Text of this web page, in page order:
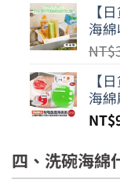
【
海
NT$
【
海
NT$
四、洗碗海綿